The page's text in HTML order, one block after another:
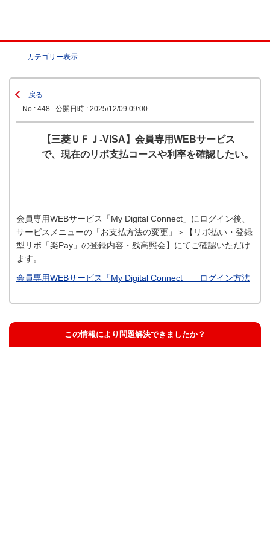
カテゴリー表示
戻る
No : 448
公開日時 : 2025/12/09 09:00
【三菱ＵＦＪ-VISA】会員専用WEBサービス
で、現在のリボ支払コースや利率を確認したい。
会員専用WEBサービス「My Digital Connect」にログイン後、
サービスメニューの「お支払方法の変更」＞【リボ払い・登録
型リボ「楽Pay」の登録内容・残高照会】にてご確認いただけ
ます。
会員専用WEBサービス「My Digital Connect」 ログイン方法
この情報により問題解決できましたか？